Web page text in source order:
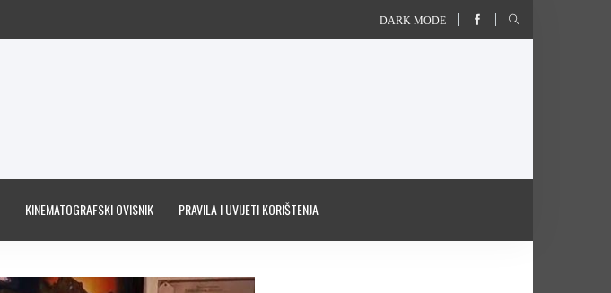
DARK MODE
KINEMATOGRAFSKI OVISNIK PRAVILA I UVIJETI KORIŠTENJA